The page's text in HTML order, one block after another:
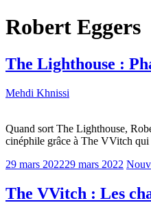
Robert Eggers
The Lighthouse :
Mehdi Khnissi
Quand sort The Lighthouse,
cinéphile grâce à The VVitch
29 mars 202229 mars 2022
The VVitch : Les